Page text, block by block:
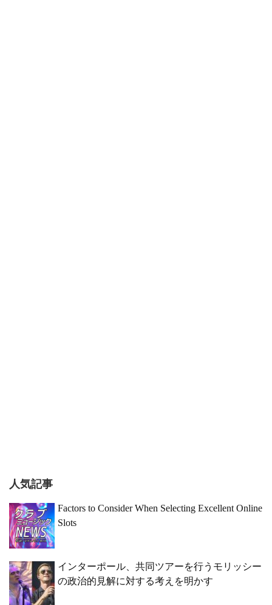
人気記事
Factors to Consider When Selecting Excellent Online
Slots
インターポール、共同ツアーを行うモリッシー
の政治的見解に対する考えを明かす